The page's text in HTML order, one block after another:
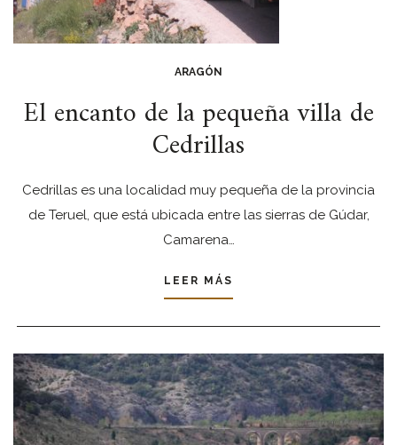
ARAGÓN
El encanto de la pequeña villa de
Cedrillas
Cedrillas es una localidad muy pequeña de la provincia
de Teruel, que está ubicada entre las sierras de Gúdar,
Camarena…
LEER MÁS